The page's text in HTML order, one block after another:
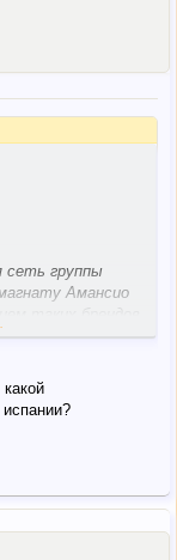
сеть группы
Амансио
таких брендов
Stradivarius и
Испания, где
что
дизайна до
со средним
того, в течение
стоимостью
необычную